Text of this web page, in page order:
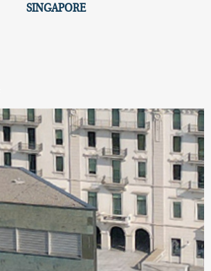
SINGAPORE